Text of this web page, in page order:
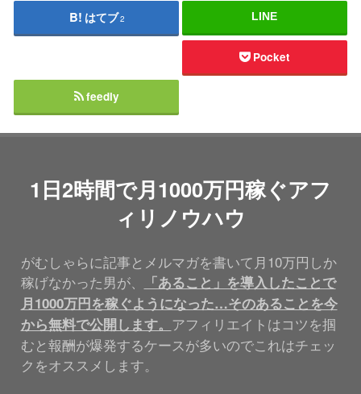
はてブ2 LINE
Pocket
feedly
1日2時間で月1000万円稼ぐアフ
ィリノウハウ
がむしゃらに記事とメルマガを書いて月10万円しか
稼げなかった男が、
「あること」を導入したことで
月1000万円を稼ぐようになった…そのあることを今
から無料で公開します。 アフィリエイトはコツを掴
むと報酬が爆発するケースが多いのでこれはチェッ
クをオススメします。